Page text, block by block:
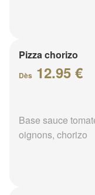
Pizza chorizo
Dès 12.95 €
Base sauce
oignons, chorizo